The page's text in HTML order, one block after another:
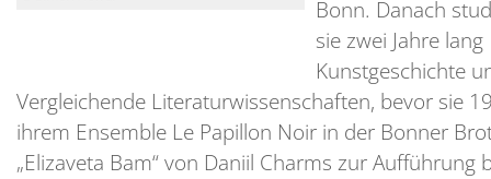
Bonn. Danach
sie zwei Jahre lang
Kunstgeschichte
Vergleichende Literaturwissenschaften, bevor sie
ihrem Ensemble Le Papillon Noir in der Bonner
„Elizaveta Bam“ von Daniil Charms zur Aufführung